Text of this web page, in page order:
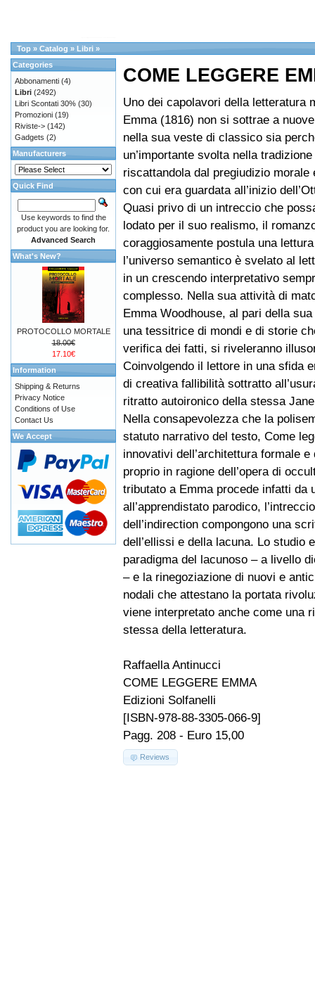
Top » Catalog » Libri »
COME LEGGERE
Uno dei capolavori della letteratura
Emma (1816) non si sottrae a
nella sua veste di classico sia
un’importante svolta nella
riscattandola dal pregiudizio morale
con cui era guardata all’inizio
Quasi privo di un intreccio che
lodato per il suo realismo, il
coraggiosamente postula una
l’universo semantico è svelato al
in un crescendo interpretativo
complesso. Nella sua attività di
Emma Woodhouse, al pari della
una tessitrice di mondi e di storie
verifica dei fatti, si riveleranno
Coinvolgendo il lettore in una sfida
di creativa fallibilità sottratto
ritratto autoironico della stessa
Nella consapevolezza che la
statuto narrativo del testo, Come
innovativi dell’architettura formale
proprio in ragione dell’opera di
tributato a Emma procede infatti
all’apprendistato parodico,
dell’indirection compongono una
dell’ellissi e della lacuna. Lo studio
paradigma del lacunoso – a livello
– e la rinegoziazione di nuovi e
nodali che attestano la portata
viene interpretato anche come una
stessa della letteratura.
Raffaella Antinucci
COME LEGGERE EMMA
Edizioni Solfanelli
[ISBN-978-88-3305-066-9]
Pagg. 208 - Euro 15,00
Reviews
Categories
Abbonamenti (4)
Libri (2492)
Libri Scontati 30% (30)
Promozioni (19)
Riviste-> (142)
Gadgets (2)
Manufacturers
Quick Find
Use keywords to find the
product you are looking for.
Advanced Search
What's New?
PROTOCOLLO MORTALE
18.00€
17.10€
Information
Shipping & Returns
Privacy Notice
Conditions of Use
Contact Us
We Accept